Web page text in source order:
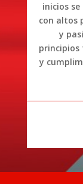
inicios
con altos
y
principios
y